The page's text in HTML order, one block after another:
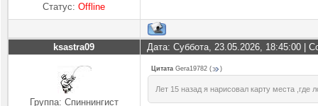
Статус:Offline
ksastra09 Дата: Суббота, 23.05.2026, 18:45:00 |
Группа: Спиннингист
Цитата Gera19782 ( )
Лет 15 назад я нарисовал карту места ,где